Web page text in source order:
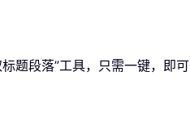
题段落”工具，只需一键，即可